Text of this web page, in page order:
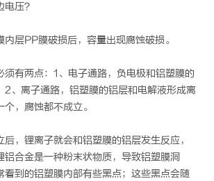
压？
内层PP膜破损后，容量出现腐蚀破损。
须有两点：1、电子通路，负电极和铝塑膜的
2、离子通路，铝塑膜的铝层和电解液形成离
，腐蚀都不成立。
后，锂离子就会和铝塑膜的铝层发生反应，
铝合金是一种粉末状物质，导致铝塑膜洞
看到的铝塑膜内部有些黑点；这些黑点会随